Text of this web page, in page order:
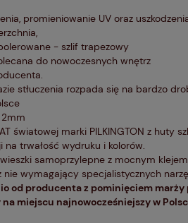
promieniowanie UV oraz
- szlif trapezowy
do nowoczesnych wnętrz
stłuczenia rozpada się na bardzo
światowej marki PILKINGTON z huty
trwałość wydruku i kolorów.
samoprzylepne z mocnym
wymagający specjalistycznych
od producenta z pominięciem
na miejscu najnowocześniejszy w